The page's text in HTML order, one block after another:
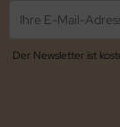
Der Newsletter ist